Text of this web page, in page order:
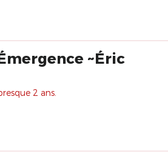
~Éric
2 ans.